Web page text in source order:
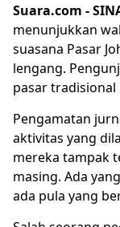
Suara.com -
menunjukkan
suasana Pasar
lengang.
pasar tradisional
Pengamatan
aktivitas yang
mereka tampak
masing. Ada
ada pula yang